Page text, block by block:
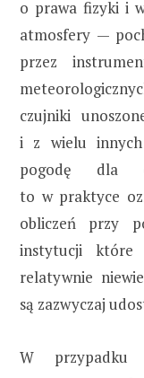
o prawa fizyki i
atmosfery —
przez
czujniki
i z wielu
pogodę dla
to w praktyce
obliczeń przy
instytucji które
relatywnie
są zazwyczaj
W przypadku